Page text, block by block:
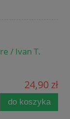
/ Ivan T.
24,90 zł
do koszyka